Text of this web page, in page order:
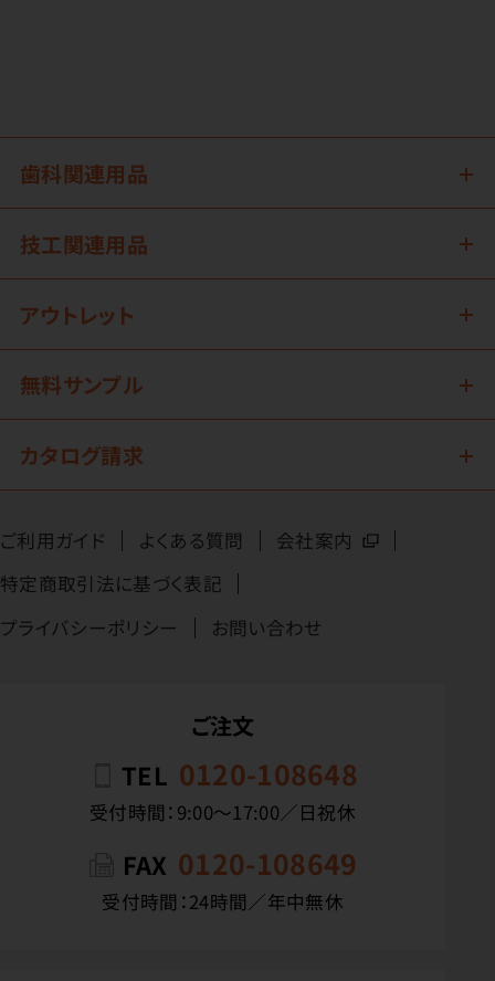
歯科関連用品
技工関連用品
アウトレット
無料サンプル
カタログ請求
ご利用ガイド よくある質問
会社案内
特定商取引法に基づく表記
プライバシーポリシー
お問い合わせ
ご注文
TEL 0120-108648
受付時間：9:00〜17:00／日祝休
FAX 0120-108649
受付時間：24時間／年中無休